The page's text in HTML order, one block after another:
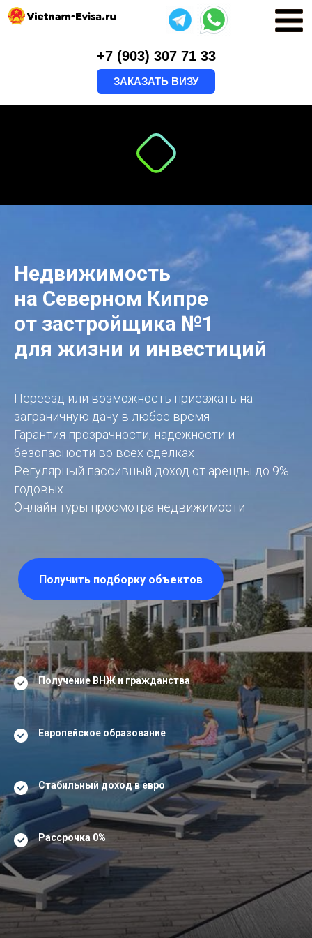
+7 (903) 307 71 33
ЗАКАЗАТЬ ВИЗУ
Недвижимость
на Северном Кипре
от застройщика №1
для жизни и инвестиций
Переезд или возможность приезжать на
заграничную дачу в любое время
Гарантия прозрачности, надежности и
безопасности во всех сделках
Регулярный пассивный доход от аренды до 9%
годовых
Онлайн туры просмотра недвижимости
Получить подборку объектов
Получение ВНЖ и гражданства
Европейское образование
Стабильный доход в евро
Рассрочка 0%